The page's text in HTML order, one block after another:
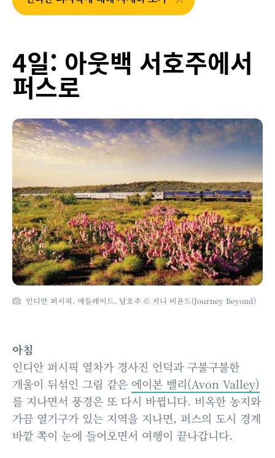
4일: 아웃백 서호주에서
퍼스로
인디안 퍼시픽, 애들레이드, 남호주 © 저니 비욘드(Journey Beyond)
아침
인디안 퍼시픽 열차가 경사진 언덕과 구불구불한
개울이 뒤섞인 그림 같은 에이본 밸리(Avon Valley)
를 지나면서 풍경은 또 다시 바뀝니다. 비옥한 농지와
가끔 열기구가 있는 지역을 지나면, 퍼스의 도시 경계
바깥 쪽이 눈에 들어오면서 여행이 끝나갑니다.